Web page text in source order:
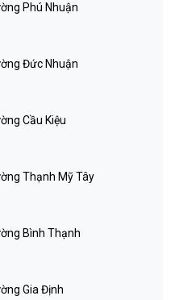
Phú Nhuận
Đức Nhuận
Cầu Kiệu
Thạnh Mỹ Tây
Bình Thạnh
Gia Định